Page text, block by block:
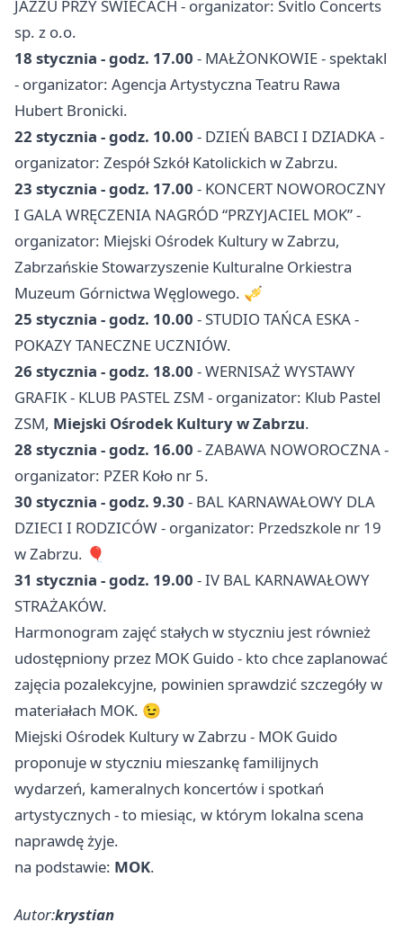
JAZZU PRZY ŚWIECACH - organizator: Svitlo Concerts
sp. z o.o.
18 stycznia - godz. 17.00 - MAŁŻONKOWIE - spektakl
- organizator: Agencja Artystyczna Teatru Rawa
Hubert Bronicki.
22 stycznia - godz. 10.00 - DZIEŃ BABCI I DZIADKA -
organizator: Zespół Szkół Katolickich w Zabrzu.
23 stycznia - godz. 17.00 - KONCERT NOWOROCZNY
I GALA WRĘCZENIA NAGRÓD “PRZYJACIEL MOK” -
organizator: Miejski Ośrodek Kultury w Zabrzu,
Zabrzańskie Stowarzyszenie Kulturalne Orkiestra
Muzeum Górnictwa Węglowego. 🎺
25 stycznia - godz. 10.00 - STUDIO TAŃCA ESKA -
POKAZY TANECZNE UCZNIÓW.
26 stycznia - godz. 18.00 - WERNISAŻ WYSTAWY
GRAFIK - KLUB PASTEL ZSM - organizator: Klub Pastel
ZSM, Miejski Ośrodek Kultury w Zabrzu.
28 stycznia - godz. 16.00 - ZABAWA NOWOROCZNA -
organizator: PZER Koło nr 5.
30 stycznia - godz. 9.30 - BAL KARNAWAŁOWY DLA
DZIECI I RODZICÓW - organizator: Przedszkole nr 19
w Zabrzu. 🎈
31 stycznia - godz. 19.00 - IV BAL KARNAWAŁOWY
STRAŻAKÓW.
Harmonogram zajęć stałych w styczniu jest również
udostępniony przez MOK Guido - kto chce zaplanować
zajęcia pozalekcyjne, powinien sprawdzić szczegóły w
materiałach MOK. 😉
Miejski Ośrodek Kultury w Zabrzu - MOK Guido
proponuje w styczniu mieszankę familijnych
wydarzeń, kameralnych koncertów i spotkań
artystycznych - to miesiąc, w którym lokalna scena
naprawdę żyje.
na podstawie: MOK.
Autor:krystian